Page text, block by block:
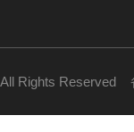
Rights Reserved